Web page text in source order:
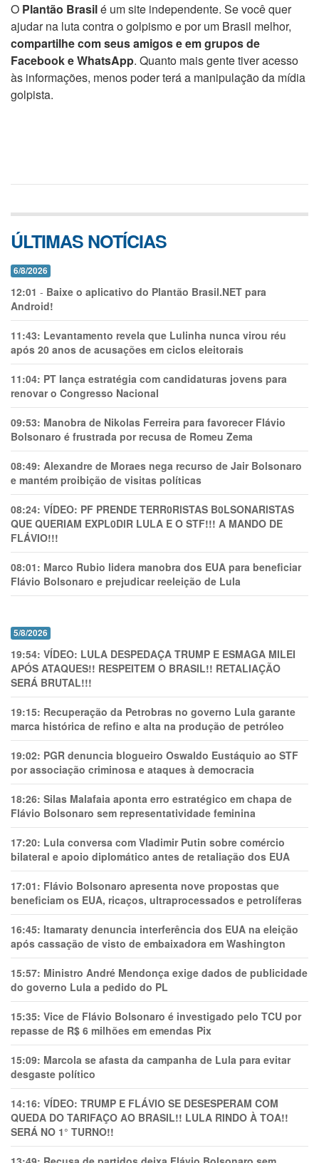
O Plantão Brasilé um site independente. Se você quer
ajudar na luta contra o golpismo e por um Brasil melhor,
compartilhe com seus amigos e em grupos de
Facebook e WhatsApp. Quanto mais gente tiver acesso
às informações, menos poder terá a manipulação da mídia
golpista.
ÚLTIMAS NOTÍCIAS
6/8/2026
12:01 - Baixe o aplicativo do Plantão Brasil.NET para
Android!
11:43: Levantamento revela que Lulinha nunca virou réu
após 20 anos de acusações em ciclos eleitorais
11:04: PT lança estratégia com candidaturas jovens para
renovar o Congresso Nacional
09:53: Manobra de Nikolas Ferreira para favorecer Flávio
Bolsonaro é frustrada por recusa de Romeu Zema
08:49: Alexandre de Moraes nega recurso de Jair Bolsonaro
e mantém proibição de visitas políticas
08:24: VÍDEO: PF PRENDE TERR0RlSTAS B0LSONARlSTAS
QUE QUERIAM EXPL0DlR LULA E O STF!!! A MANDO DE
FLÁVIO!!!
08:01: Marco Rubio lidera manobra dos EUA para beneficiar
Flávio Bolsonaro e prejudicar reeleição de Lula
5/8/2026
19:54: VÍDEO: LULA DESPEDAÇA TRUMP E ESMAGA MILEI
APÓS ATAQUES!! RESPEITEM O BRASIL!! RETALIAÇÃO
SERÁ BRUTAL!!!
19:15: Recuperação da Petrobras no governo Lula garante
marca histórica de refino e alta na produção de petróleo
19:02: PGR denuncia blogueiro Oswaldo Eustáquio ao STF
por associação criminosa e ataques à democracia
18:26: Silas Malafaia aponta erro estratégico em chapa de
Flávio Bolsonaro sem representatividade feminina
17:20: Lula conversa com Vladimir Putin sobre comércio
bilateral e apoio diplomático antes de retaliação dos EUA
17:01: Flávio Bolsonaro apresenta nove propostas que
beneficiam os EUA, ricaços, ultraprocessados e petrolíferas
16:45: Itamaraty denuncia interferência dos EUA na eleição
após cassação de visto de embaixadora em Washington
15:57: Ministro André Mendonça exige dados de publicidade
do governo Lula a pedido do PL
15:35: Vice de Flávio Bolsonaro é investigado pelo TCU por
repasse de R$ 6 milhões em emendas Pix
15:09: Marcola se afasta da campanha de Lula para evitar
desgaste político
14:16: VÍDEO: TRUMP E FLÁVIO SE DESESPERAM COM
QUEDA DO TARIFAÇO AO BRASIL!! LULA RINDO À TOA!!
SERÁ NO 1° TURNO!!